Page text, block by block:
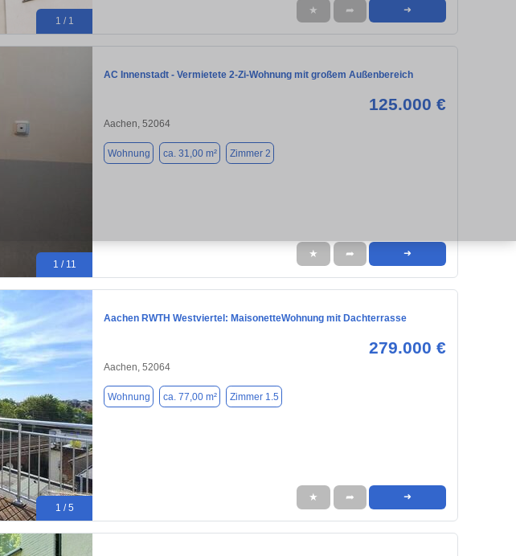
1 / 1
★ ➦ ➜
1 / 11
AC Innenstadt - Vermietete 2-Zi-Wohnung mit großem Außenbereich
125.000 €
Aachen, 52064
Wohnung ca. 31,00 m² Zimmer 2
★ ➦ ➜
1 / 5
Aachen RWTH Westviertel: MaisonetteWohnung mit Dachterrasse
279.000 €
Aachen, 52064
Wohnung ca. 77,00 m² Zimmer 1.5
★ ➦ ➜